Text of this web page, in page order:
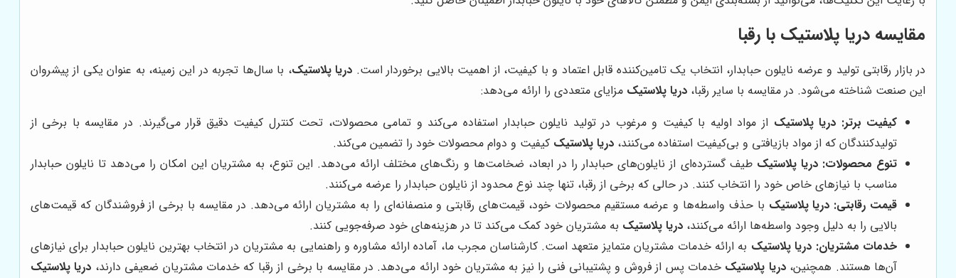
مقایسه دریا پلاستیک با رقبا
در بازار رقابتی تولید و عرضه نایلون حبابدار، انتخاب یک تامین‌کننده قابل اعتماد و با کیفیت، از اهمیت بالایی برخوردار است. دریا پلاستیک، با سال‌ها تجربه در این زمینه، به عنوان یکی از پیشروان
این صنعت شناخته می‌شود. در مقایسه با سایر رقبا، دریا پلاستیک مزایای متعددی را ارائه می‌دهد:
کیفیت برتر: دریا پلاستیک از مواد اولیه با کیفیت و مرغوب در تولید نایلون حبابدار استفاده می‌کند و تمامی محصولات، تحت کنترل کیفیت دقیق قرار می‌گیرند. در مقایسه با برخی از
تولیدکنندگان که از مواد بازیافتی و بی‌کیفیت استفاده می‌کنند، دریا پلاستیک کیفیت و دوام محصولات خود را تضمین می‌کند.
تنوع محصولات: دریا پلاستیک طیف گسترده‌ای از نایلون‌های حبابدار را در ابعاد، ضخامت‌ها و رنگ‌های مختلف ارائه می‌دهد. این تنوع، به مشتریان این امکان را می‌دهد تا نایلون حبابدار
مناسب با نیازهای خاص خود را انتخاب کنند. در حالی که برخی از رقبا، تنها چند نوع محدود از نایلون حبابدار را عرضه می‌کنند.
قیمت رقابتی: دریا پلاستیک با حذف واسطه‌ها و عرضه مستقیم محصولات خود، قیمت‌های رقابتی و منصفانه‌ای را به مشتریان ارائه می‌دهد. در مقایسه با برخی از فروشندگان که قیمت‌های
بالایی را به دلیل وجود واسطه‌ها ارائه می‌کنند، دریا پلاستیک به مشتریان خود کمک می‌کند تا در هزینه‌های خود صرفه‌جویی کنند.
خدمات مشتریان: دریا پلاستیک به ارائه خدمات مشتریان متمایز متعهد است. کارشناسان مجرب ما، آماده ارائه مشاوره و راهنمایی به مشتریان در انتخاب بهترین نایلون حبابدار برای نیازهای
آن‌ها هستند. همچنین،دریا پلاستیک خدمات پس از فروش و پشتیبانی فنی را نیز به مشتریان خود ارائه می‌دهد. در مقایسه با برخی از رقبا که خدمات مشتریان ضعیفی دارند، دریا پلاستیک